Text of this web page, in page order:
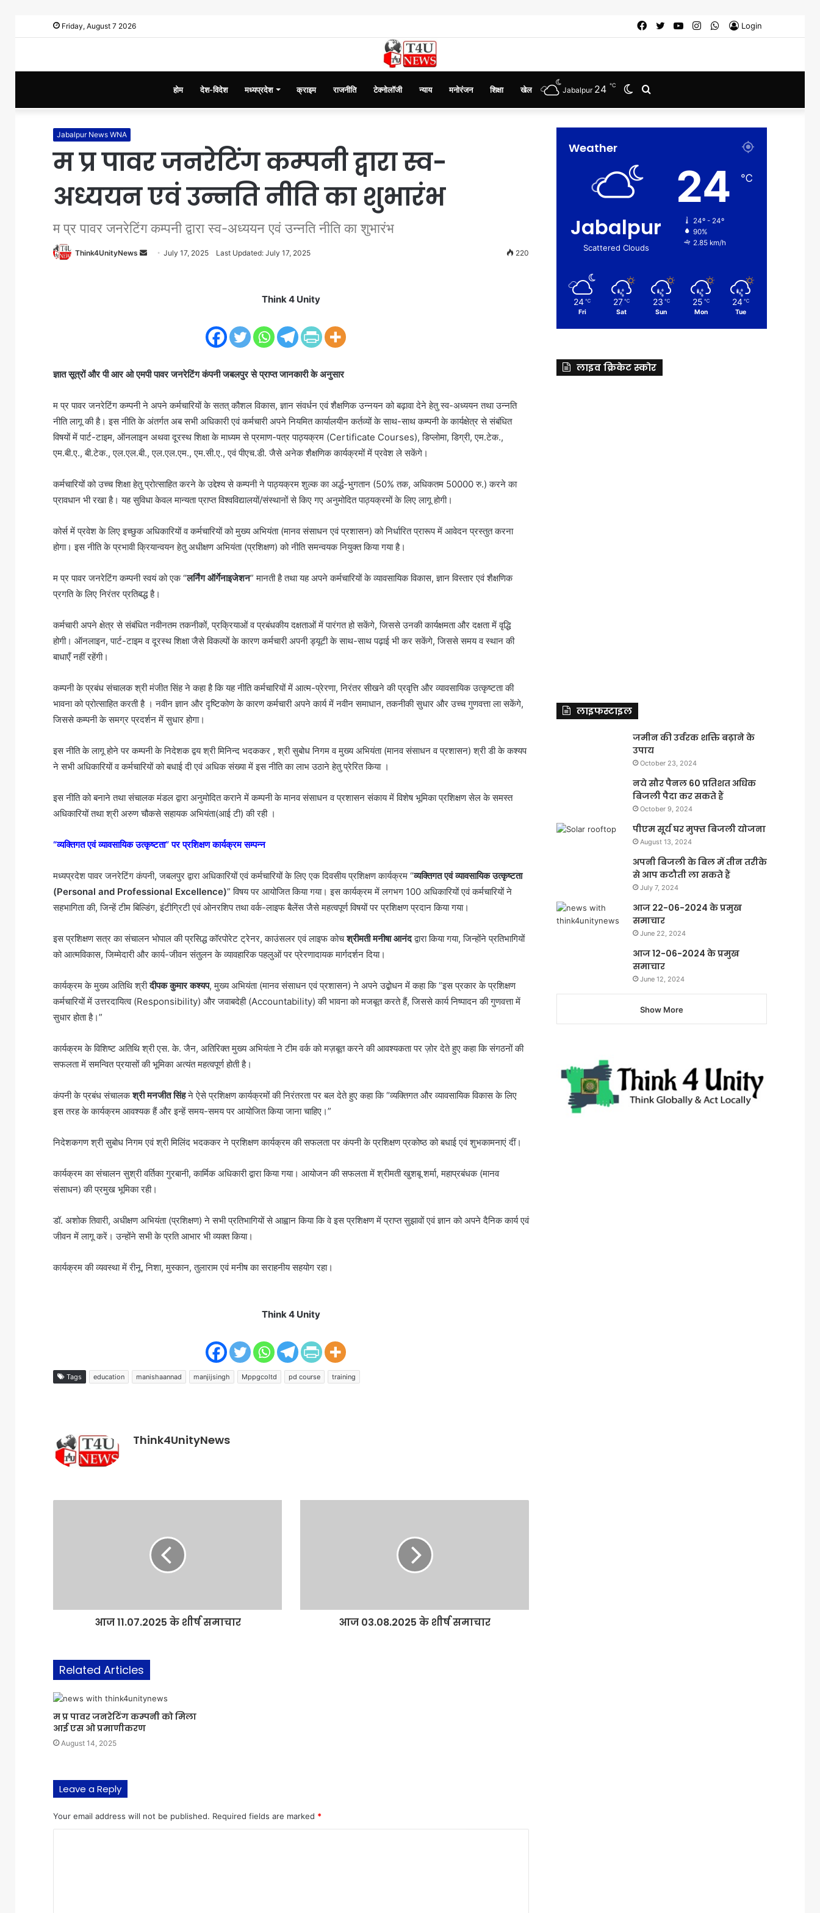
Friday, August 7 2026 Login
WhatsApp
Instagram
YouTube
Twitter
Facebook
होम देश-विदेश मध्यप्रदेश क्राइम राजनीति टेक्नोलॉजी न्याय मनोरंजन शिक्षा खेल
for
Switch
skin
Jabalpur 24 ℃
Jabalpur News WNA
म प्र पावर जनरेटिंग कम्पनी द्वारा स्व-
अध्ययन एवं उन्नति नीति का शुभारंभ
म प्र पावर जनरेटिंग कम्पनी द्वारा स्व-अध्ययन एवं उन्नति नीति का शुभारंभ
Think4UnityNews
a
July 17, 2025 Last Updated: July 17, 2025 220
Think 4 Unity
ज्ञात सूत्रों और पी आर ओ एमपी पावर जनरेटिंग कंपनी जबलपुर से प्राप्त जानकारी के अनुसार
म प्र पावर जनरेटिंग कम्पनी ने अपने कर्मचारियों के सतत् कौशल विकास, ज्ञान संवर्धन एवं शैक्षणिक उन्नयन को बढ़ावा देने हेतु स्व-अध्ययन तथा उन्नति
नीति लागू की है। इस नीति के अंतर्गत अब सभी अधिकारी एवं कर्मचारी अपने नियमित कार्यालयीन कर्तव्यों के साथ-साथ कम्पनी के कार्यक्षेत्र से संबंधित
विषयों में पार्ट-टाइम, ऑनलाइन अथवा दूरस्थ शिक्षा के माध्यम से प्रमाण-पत्र पाठ्यक्रम (Certificate Courses), डिप्लोमा, डिग्री, एम.टेक.,
एम.बी.ए., बी.टेक., एल.एल.बी., एल.एल.एम., एम.सी.ए., एवं पीएच.डी. जैसे अनेक शैक्षणिक कार्यक्रमों में प्रवेश ले सकेंगे।
कर्मचारियों को उच्च शिक्षा हेतु प्रोत्साहित करने के उद्देश्य से कम्पनी ने पाठ्यक्रम शुल्क का अर्द्ध-भुगतान (50% तक, अधिकतम 50000 रु.) करने का
प्रावधान भी रखा है। यह सुविधा केवल मान्यता प्राप्त विश्वविद्यालयों/संस्थानों से किए गए अनुमोदित पाठ्यक्रमों के लिए लागू होगी।
कोर्स में प्रवेश के लिए इच्छुक अधिकारियों व कर्मचारियों को मुख्य अभियंता (मानव संसाधन एवं प्रशासन) को निर्धारित प्रारूप में आवेदन प्रस्तुत करना
होगा। इस नीति के प्रभावी क्रियान्वयन हेतु अधीक्षण अभियंता (प्रशिक्षण) को नीति समन्वयक नियुक्त किया गया है।
म प्र पावर जनरेटिंग कम्पनी स्वयं को एक “लर्निंग ऑर्गेनाइजेशन” मानती है तथा यह अपने कर्मचारियों के व्यावसायिक विकास, ज्ञान विस्तार एवं शैक्षणिक
प्रगति के लिए निरंतर प्रतिबद्ध है।
कर्मचारी अपने क्षेत्र से संबंधित नवीनतम तकनीकों, प्रक्रियाओं व प्रबंधकीय दक्षताओं में पारंगत हो सकेंगे, जिससे उनकी कार्यक्षमता और दक्षता में वृद्धि
होगी। ऑनलाइन, पार्ट-टाइम व दूरस्थ शिक्षा जैसे विकल्पों के कारण कर्मचारी अपनी ड्यूटी के साथ-साथ पढ़ाई भी कर सकेंगे, जिससे समय व स्थान की
बाधाएँ नहीं रहेंगी।
कम्पनी के प्रबंध संचालक श्री मंजीत सिंह ने कहा है कि यह नीति कर्मचारियों में आत्म-प्रेरणा, निरंतर सीखने की प्रवृत्ति और व्यावसायिक उत्कृष्टता की
भावना को प्रोत्साहित करती है । नवीन ज्ञान और दृष्टिकोण के कारण कर्मचारी अपने कार्य में नवीन समाधान, तकनीकी सुधार और उच्च गुणवत्ता ला सकेंगे,
जिससे कम्पनी के समग्र प्रदर्शन में सुधार होगा।
इस नीति के लागू होने पर कम्पनी के निदेशक द्वय श्री मिनिन्द भदककर , श्री सुबोध निगम व मुख्य अभियंता (मानव संसाधन व प्रशासन) श्री डी के कश्यप
ने सभी अधिकारियों व कर्मचारियों को बधाई दी एवं अधिक संख्या में इस नीति का लाभ उठाने हेतु प्रेरित किया ।
इस नीति को बनाने तथा संचालक मंडल द्वारा अनुमोदित कराने में कम्पनी के मानव संसाधन व प्रशासन संकाय में विशेष भूमिका प्रशिक्षण सेल के समस्त
अधिकारियों तथा श्री अरुण चौकसे सहायक अभियंता(आई टी) की रही ।
“व्यक्तिगत एवं व्यावसायिक उत्कृष्टता” पर प्रशिक्षण कार्यक्रम सम्पन्न
मध्यप्रदेश पावर जनरेटिंग कंपनी, जबलपुर द्वारा अधिकारियों एवं कर्मचारियों के लिए एक दिवसीय प्रशिक्षण कार्यक्रम “व्यक्तिगत एवं व्यावसायिक उत्कृष्टता
(Personal and Professional Excellence)” विषय पर आयोजित किया गया। इस कार्यक्रम में लगभग 100 अधिकारियों एवं कर्मचारियों ने
सहभागिता की, जिन्हें टीम बिल्डिंग, इंटीग्रिटी एवं ओनरशिप तथा वर्क-लाइफ बैलेंस जैसे महत्वपूर्ण विषयों पर प्रशिक्षण प्रदान किया गया।
इस प्रशिक्षण सत्र का संचालन भोपाल की प्रसिद्ध कॉरपोरेट ट्रेनर, काउंसलर एवं लाइफ कोचश्रीमती मनीषा आनंदद्वारा किया गया, जिन्होंने प्रतिभागियों
को आत्मविकास, जिम्मेदारी और कार्य-जीवन संतुलन के व्यावहारिक पहलुओं पर प्रेरणादायक मार्गदर्शन दिया।
कार्यक्रम के मुख्य अतिथि श्रीदीपक कुमार कश्यप, मुख्य अभियंता (मानव संसाधन एवं प्रशासन) ने अपने उद्बोधन में कहा कि “इस प्रकार के प्रशिक्षण
कर्मचारियों में उत्तरदायित्व (Responsibility) और जवाबदेही (Accountability) की भावना को मजबूत करते हैं, जिससे कार्य निष्पादन की गुणवत्ता में
सुधार होता है।”
कार्यक्रम के विशिष्ट अतिथि श्री एस. के. जैन, अतिरिक्त मुख्य अभियंता ने टीम वर्क को मज़बूत करने की आवश्यकता पर ज़ोर देते हुए कहा कि संगठनों की
सफलता में समन्वित प्रयासों की भूमिका अत्यंत महत्वपूर्ण होती है।
कंपनी के प्रबंध संचालकश्री मनजीत सिंहने ऐसे प्रशिक्षण कार्यक्रमों की निरंतरता पर बल देते हुए कहा कि “व्यक्तिगत और व्यावसायिक विकास के लिए
इस तरह के कार्यक्रम आवश्यक हैं और इन्हें समय-समय पर आयोजित किया जाना चाहिए।”
निदेशकगण श्री सुबोध निगम एवं श्री मिलिंद भदककर ने प्रशिक्षण कार्यक्रम की सफलता पर कंपनी के प्रशिक्षण प्रकोष्ठ को बधाई एवं शुभकामनाएं दीं।
कार्यक्रम का संचालन सुश्री वर्तिका गुरबानी, कार्मिक अधिकारी द्वारा किया गया। आयोजन की सफलता में श्रीमती खुशबू शर्मा, महाप्रबंधक (मानव
संसाधन) की प्रमुख भूमिका रही।
डॉ. अशोक तिवारी, अधीक्षण अभियंता (प्रशिक्षण) ने सभी प्रतिभागियों से आह्वान किया कि वे इस प्रशिक्षण में प्राप्त सुझावों एवं ज्ञान को अपने दैनिक कार्य एवं
जीवन में लागू करें। उन्होंने सभी के प्रति आभार भी व्यक्त किया।
कार्यक्रम की व्यवस्था में रीनू, निशा, मुस्कान, तुलाराम एवं मनीष का सराहनीय सहयोग रहा।
Think 4 Unity
Tags education manishaannad manjijsingh Mppgcoltd pd course training
Think4UnityNews
आज 11.07.2025 के शीर्ष समाचार आज 03.08.2025 के शीर्ष समाचार
Related Articles
म प्र पावर जनरेटिंग कम्पनी को मिला
आई एस ओ प्रमाणीकरण
August 14, 2025
Leave a Reply
Your email address will not be published. Required fields are marked *
Weather
Jabalpur
Scattered Clouds
24 ℃
24º - 24º
90%
2.85 km/h
24 ℃
Fri
27 ℃
Sat
23 ℃
Sun
25 ℃
Mon
24 ℃
Tue
लाइव क्रिकेट स्कोर
लाइफस्टाइल
जमीन की उर्वरक शक्ति बढ़ाने के
उपाय
October 23, 2024
नये सौर पैनल 60 प्रतिशत अधिक
बिजली पैदा कर सकते हैं
October 9, 2024
पीएम सूर्य घर मुफ्त बिजली योजना
August 13, 2024
अपनी बिजली के बिल में तीन तरीके
से आप कटौती ला सकते हैं
July 7, 2024
आज 22-06-2024 के प्रमुख
समाचार
June 22, 2024
आज 12-06-2024 के प्रमुख
समाचार
June 12, 2024
Show More